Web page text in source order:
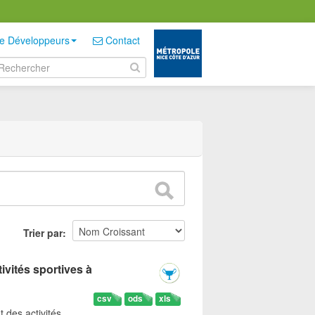
Développeurs Contact
Trier par
sportives à
xls
ods
csv